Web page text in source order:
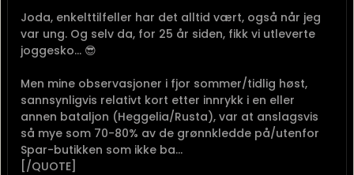
Joda, enkelttilfeller har det alltid vært, også når jeg
var ung. Og selv da, for 25 år siden, fikk vi utleverte
joggesko... 😎
Men mine observasjoner i fjor sommer/tidlig høst,
sannsynligvis relativt kort etter innrykk i en eller
annen bataljon (Heggelia/Rusta), var at anslagsvis
så mye som 70-80% av de grønnkledde på/utenfor
Spar-butikken som ikke ba...
[/QUOTE]